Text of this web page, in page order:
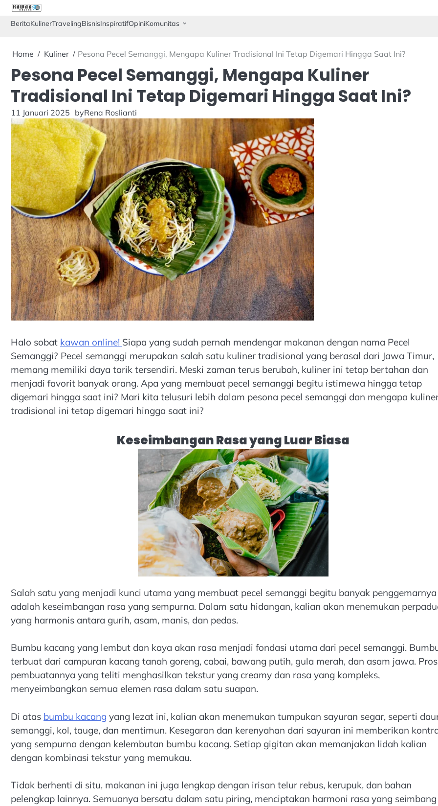
Skip
content
BeritaKulinerTravelingBisnisInspiratifOpiniKomunitas
Home Kuliner Pesona Pecel Semanggi, Mengapa Kuliner Tradisional Ini Tetap Digemari Hingga Saat Ini?
Pesona Pecel Semanggi, Mengapa Kuliner
Tradisional Ini Tetap Digemari Hingga Saat Ini?
11 Januari 2025 byRena Roslianti
Halo sobat kawan online! Siapa yang sudah pernah mendengar makanan dengan nama Pecel
Semanggi? Pecel semanggi merupakan salah satu kuliner tradisional yang berasal dari Jawa Timur,
memang memiliki daya tarik tersendiri. Meski zaman terus berubah, kuliner ini tetap bertahan dan
menjadi favorit banyak orang. Apa yang membuat pecel semanggi begitu istimewa hingga tetap
digemari hingga saat ini? Mari kita telusuri lebih dalam pesona pecel semanggi dan mengapa
tradisional ini tetap digemari hingga saat ini?
Keseimbangan Rasa yang Luar Biasa
Salah satu yang menjadi kunci utama yang membuat pecel semanggi begitu banyak penggemarnya
adalah keseimbangan rasa yang sempurna. Dalam satu hidangan, kalian akan menemukan
yang harmonis antara gurih, asam, manis, dan pedas.
Bumbu kacang yang lembut dan kaya akan rasa menjadi fondasi utama dari pecel semanggi.
terbuat dari campuran kacang tanah goreng, cabai, bawang putih, gula merah, dan asam jawa.
pembuatannya yang teliti menghasilkan tekstur yang creamy dan rasa yang kompleks,
menyeimbangkan semua elemen rasa dalam satu suapan.
Di atas bumbu kacang yang lezat ini, kalian akan menemukan tumpukan sayuran segar, seperti
semanggi, kol, tauge, dan mentimun. Kesegaran dan kerenyahan dari sayuran ini memberikan
yang sempurna dengan kelembutan bumbu kacang. Setiap gigitan akan memanjakan lidah kalian
dengan kombinasi tekstur yang memukau.
Tidak berhenti di situ, makanan ini juga lengkap dengan irisan telur rebus, kerupuk, dan bahan
pelengkap lainnya. Semuanya bersatu dalam satu piring, menciptakan harmoni rasa yang